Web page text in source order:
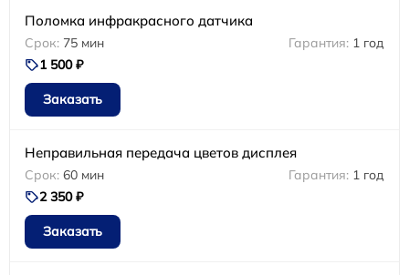
Поломка инфракрасного датчика
75 мин
1 год
1 500 ₽
Заказать
Неправильная передача цветов дисплея
60 мин
1 год
2 350 ₽
Заказать